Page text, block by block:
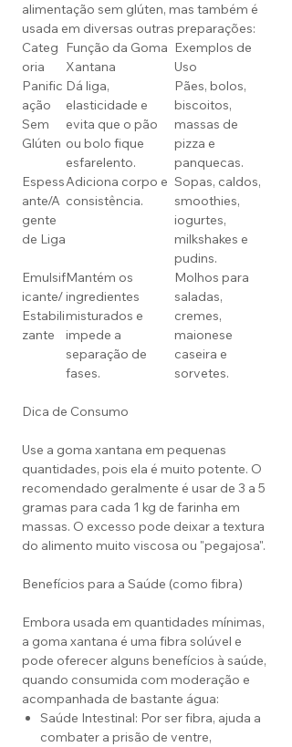
alimentação sem glúten, mas também é
usada em diversas outras preparações:
Categ
oria
Função da Goma
Xantana
Exemplos de
Uso
Panific
ação
Sem
Glúten
Dá liga,
elasticidade e
evita que o pão
ou bolo fique
esfarelento.
Pães, bolos,
biscoitos,
massas de
pizza e
panquecas.
Espess
ante/A
gente
de Liga
Adiciona corpo e
consistência.
Sopas, caldos,
smoothies,
iogurtes,
milkshakes e
pudins.
Emulsif
icante/
Estabili
zante
Mantém os
ingredientes
misturados e
impede a
separação de
fases.
Molhos para
saladas,
cremes,
maionese
caseira e
sorvetes.
Dica de Consumo
Use a goma xantana em pequenas
quantidades, pois ela é muito potente. O
recomendado geralmente é usar de 3 a 5
gramas para cada 1 kg de farinha em
massas. O excesso pode deixar a textura
do alimento muito viscosa ou "pegajosa".
Benefícios para a Saúde (como fibra)
Embora usada em quantidades mínimas,
a goma xantana é uma fibra solúvel e
pode oferecer alguns benefícios à saúde,
quando consumida com moderação e
acompanhada de bastante água:
Saúde Intestinal: Por ser fibra, ajuda a
combater a prisão de ventre,